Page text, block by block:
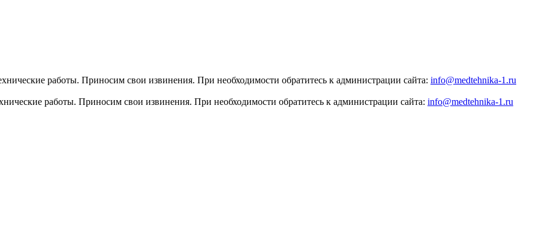
работы. Приносим свои извинения. При необходимости обратитесь к администрации сайта: info@medtehnika-1.ru
работы. Приносим свои извинения. При необходимости обратитесь к администрации сайта: info@medtehnika-1.ru